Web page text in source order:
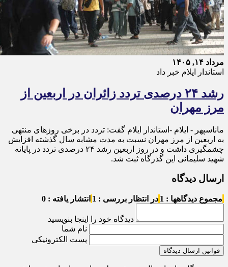
مرداد ۱۴, ۱۴۰۵
استاندار ایلام خبر داد
رشد ۲۴ درصدی تردد زائران در اربعین از
مرز مهران
ماناسپهر - ایلام -استاندار ایلام گفت: تردد در برخی روزهای منتهی
به اربعین از مرز مهران نسبت به مدت مشابه سال گذشته افزایش
چشمگیری داشت و در روز اربعین رشد ۲۴ درصدی تردد در پایانه
شهید سلیمانی این گذرگاه ثبت شد.
ارسال دیدگاه
مجموع دیدگاهها : 1 در انتظار بررسی : 1 انتشار یافته : 0
دیدگاه خود را اینجا بنویسید
نام شما
پست الکترونیکی
قوانین ارسال دیدگاه